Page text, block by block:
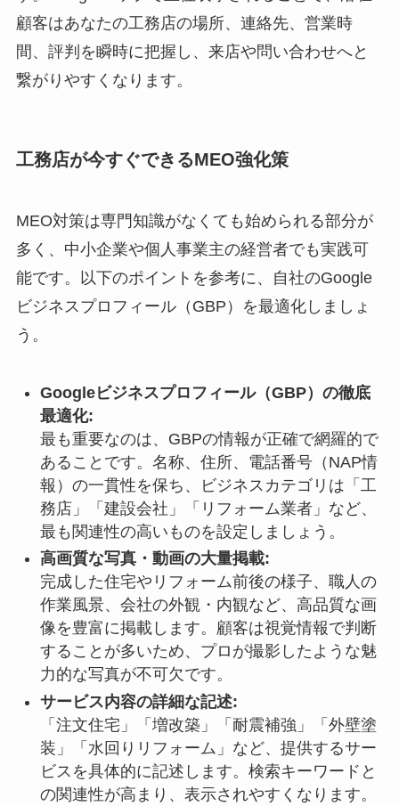
顧客はあなたの工務店の場所、連絡先、営業時
間、評判を瞬時に把握し、来店や問い合わせへと
繋がりやすくなります。
工務店が今すぐできるMEO強化策
MEO対策は専門知識がなくても始められる部分が
多く、中小企業や個人事業主の経営者でも実践可
能です。以下のポイントを参考に、自社のGoogle
ビジネスプロフィール（GBP）を最適化しましょ
う。
Googleビジネスプロフィール（GBP）の徹底
最適化:
最も重要なのは、GBPの情報が正確で網羅的で
あることです。名称、住所、電話番号（NAP情
報）の一貫性を保ち、ビジネスカテゴリは「工
務店」「建設会社」「リフォーム業者」など、
最も関連性の高いものを設定しましょう。
高画質な写真・動画の大量掲載:
完成した住宅やリフォーム前後の様子、職人の
作業風景、会社の外観・内観など、高品質な画
像を豊富に掲載します。顧客は視覚情報で判断
することが多いため、プロが撮影したような魅
力的な写真が不可欠です。
サービス内容の詳細な記述:
「注文住宅」「増改築」「耐震補強」「外壁塗
装」「水回りリフォーム」など、提供するサー
ビスを具体的に記述します。検索キーワードと
の関連性が高まり、表示されやすくなります。